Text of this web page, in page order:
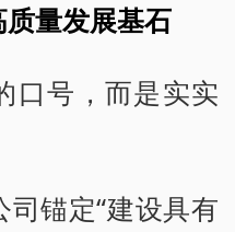
量发展基石
口号，而是实实
锚定“建设具有